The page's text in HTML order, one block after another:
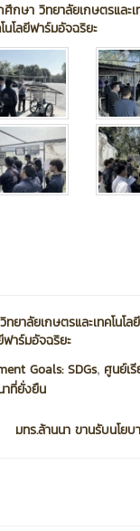
กษา วิทยาลัยเกษตรและ
โลยีฟาร์มอัจฉริยะ
าลัยเกษตรและเทคโนโ
ฟาร์มอัจฉริยะ
Goals: SDGs, ศูนย์เ
ที่ยั่งยืน
มทร.ล้านนา ขานรับนโย